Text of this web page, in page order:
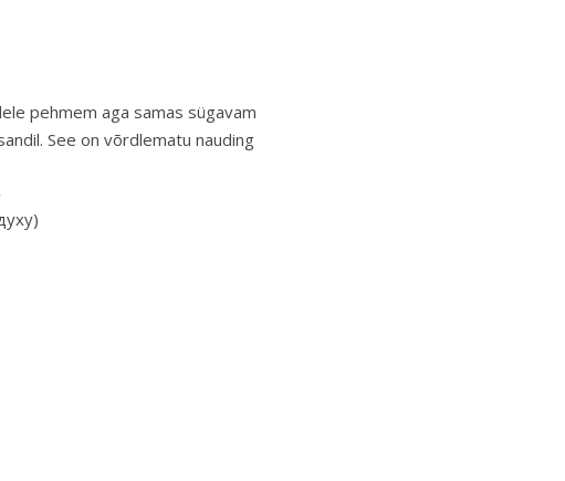
pehmem aga samas sügavam
See on võrdlematu nauding